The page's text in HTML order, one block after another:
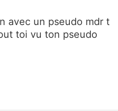
avec un pseudo mdr t
toi vu ton pseudo